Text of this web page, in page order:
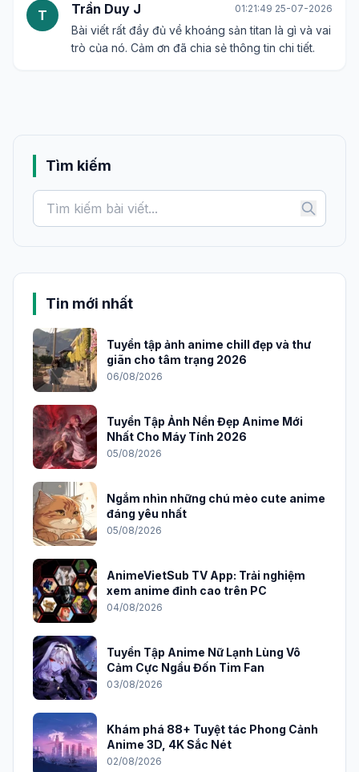
T Trần Duy J 01:21:49 25-07-2026
Bài viết rất đầy đủ về khoáng sản titan là gì và vai
trò của nó. Cảm ơn đã chia sẻ thông tin chi tiết.
Tìm kiếm
Tin mới nhất
Tuyển tập ảnh anime chill đẹp và thư
giãn cho tâm trạng 2026
06/08/2026
Tuyển Tập Ảnh Nền Đẹp Anime Mới
Nhất Cho Máy Tính 2026
05/08/2026
Ngắm nhìn những chú mèo cute anime
đáng yêu nhất
05/08/2026
AnimeVietSub TV App: Trải nghiệm
xem anime đỉnh cao trên PC
04/08/2026
Tuyển Tập Anime Nữ Lạnh Lùng Vô
Cảm Cực Ngầu Đốn Tim Fan
03/08/2026
Khám phá 88+ Tuyệt tác Phong Cảnh
Anime 3D, 4K Sắc Nét
02/08/2026